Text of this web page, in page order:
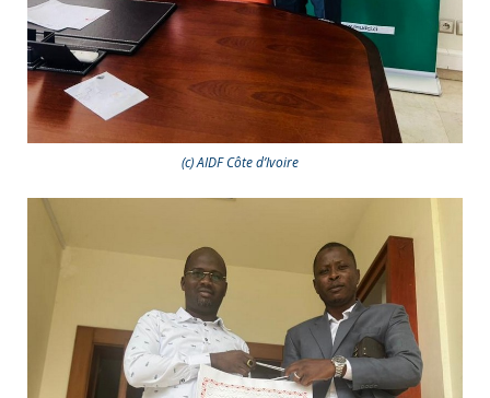
(c) AIDF Côte d’Ivoire